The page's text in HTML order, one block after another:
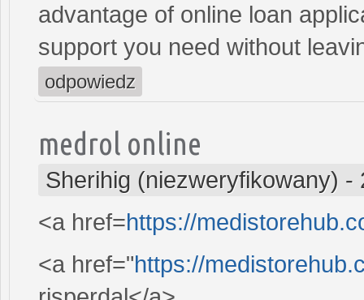
advantage of online loan
support you need without
odpowiedz
medrol online
Sherihig (niezweryfikowany) -
<a href=https://
<a href="https://